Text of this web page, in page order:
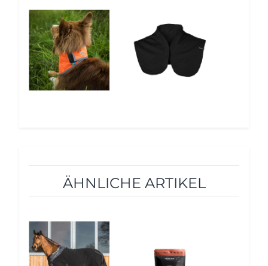
5%
ÄHNLICHE ARTIKEL